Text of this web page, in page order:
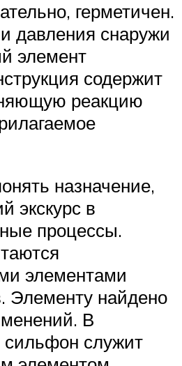
герметичен.
давления снаружи
элемент
содержит
реакцию
назначение,
экскурс в
процессы.
элементами
Элементу найдено
В
сильфон служит